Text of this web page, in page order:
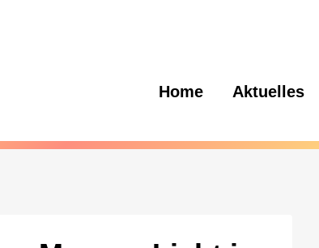
Home Aktuelles